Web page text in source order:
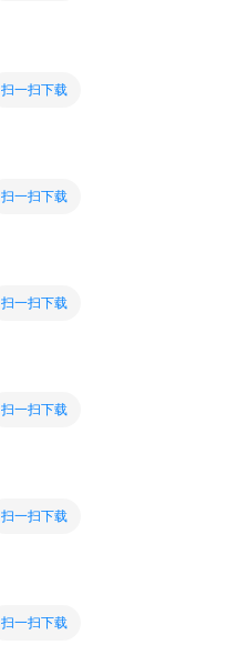
扫一扫下载
扫一扫下载
扫一扫下载
扫一扫下载
扫一扫下载
扫一扫下载